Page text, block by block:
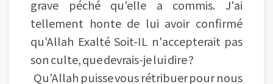
grave péché qu'elle a commis. J'ai
tellement honte de lui avoir confirmé
qu'Allah Exalté Soit-IL n'accepterait pas
son culte, que devrais-je lui dire ?
Qu'Allah puisse vous rétribuer pour nous